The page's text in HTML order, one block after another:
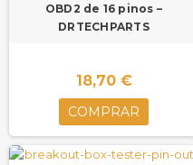
OBD2 de 16 pinos –
DRTECHPARTS
18,70 €
COMPRAR